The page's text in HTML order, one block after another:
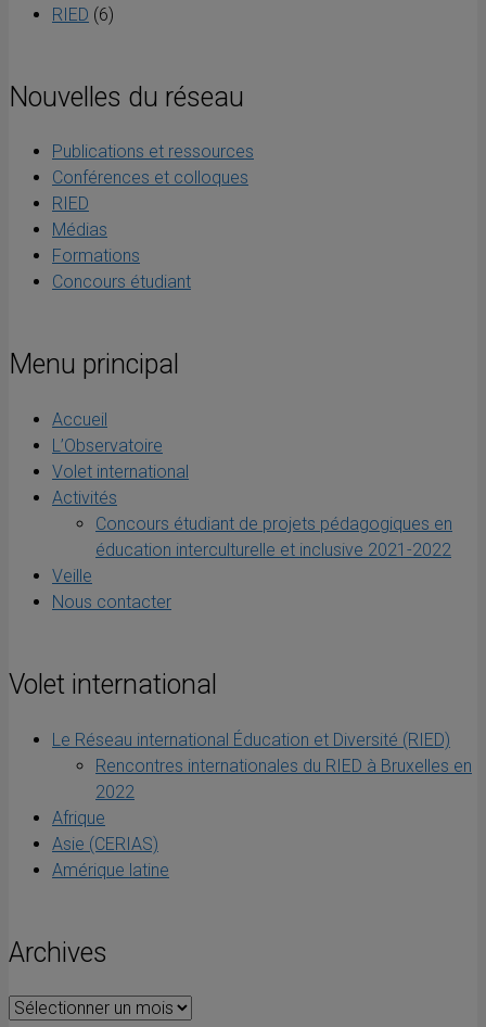
RIED (6)
Nouvelles du réseau
Publications et ressources
Conférences et colloques
RIED
Médias
Formations
Concours étudiant
Menu principal
Accueil
L’Observatoire
Volet international
Activités
Concours étudiant de projets pédagogiques en
éducation interculturelle et inclusive 2021-2022
Veille
Nous contacter
Volet international
Le Réseau international Éducation et Diversité (RIED)
Rencontres internationales du RIED à Bruxelles en
2022
Afrique
Asie (CERIAS)
Amérique latine
Archives
Archives